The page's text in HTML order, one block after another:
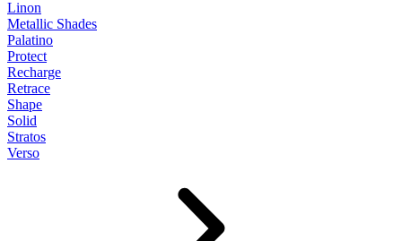
Linon
Metallic Shades
Palatino
Protect
Recharge
Retrace
Shape
Solid
Stratos
Verso